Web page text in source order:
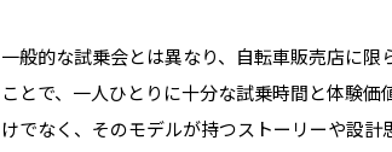
一般的な試乗会とは異なり、自転車販売店に
ことで、一人ひとりに十分な試乗時間と体験
けでなく、そのモデルが持つストーリーや設計